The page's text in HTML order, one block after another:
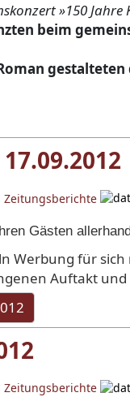
»150 Jahre
beim
ge­stalteten
Zeitungsberichte
Gästen
Werbung für
Auftakt
Zeitungsberichte